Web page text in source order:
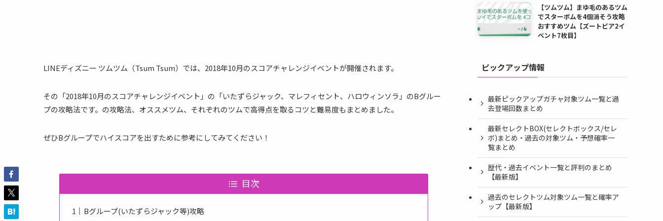
LINEディズニー ツムツム（Tsum Tsum）では、2018年10月のスコアチャレンジイベントが開催されます。
その「2018年10月のスコアチャレンジイベント」の「いたずらジャック、マレフィセント、ハロウィンソラ」のBグルー
プの攻略法です。の攻略法、オススメツム、それぞれのツムで高得点を取るコツと難易度もまとめました。
ぜひBグループでハイスコアを出すために参考にしてみてください！
目次
Bグループ(いたずらジャック等)攻略
【ツムツム】まゆ毛のあるツム
でスターボムを4個消そう攻略
おすすめツム【ズートピア2イ
ベント7枚目】
ピックアップ情報
最新ピックアップガチャ対象ツム一覧と過
去登場回数まとめ
最新セレクトBOX(セレクトボックス/セレ
ボ)まとめ・過去の対象ツム・予想確率一
覧まとめ
歴代・過去イベント一覧と評判のまとめ
【最新版】
過去のセレクトツム対象ツム一覧と確率ア
ップ【最新版】